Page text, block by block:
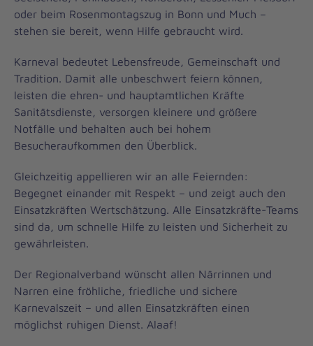
oder beim Rosenmontagszug in Bonn und Much –
stehen sie bereit, wenn Hilfe gebraucht wird.
Karneval bedeutet Lebensfreude, Gemeinschaft und
Tradition. Damit alle unbeschwert feiern können,
leisten die ehren- und hauptamtlichen Kräfte
Sanitätsdienste, versorgen kleinere und größere
Notfälle und behalten auch bei hohem
Besucheraufkommen den Überblick.
Gleichzeitig appellieren wir an alle Feiernden:
Begegnet einander mit Respekt – und zeigt auch den
Einsatzkräften Wertschätzung. Alle Einsatzkräfte-Teams
sind da, um schnelle Hilfe zu leisten und Sicherheit zu
gewährleisten.
Der Regionalverband wünscht allen Närrinnen und
Narren eine fröhliche, friedliche und sichere
Karnevalszeit – und allen Einsatzkräften einen
möglichst ruhigen Dienst. Alaaf!